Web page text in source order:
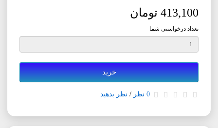
413,100 تومان
تعداد درخواستی شما
خرید
0 نظر / نظر بدهید